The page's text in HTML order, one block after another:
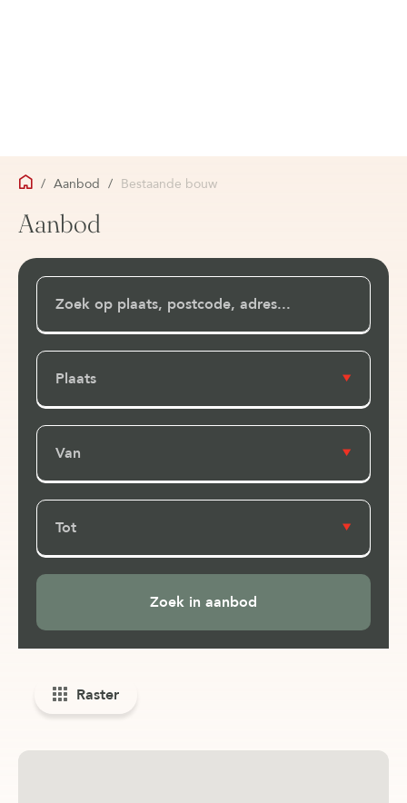
/ Aanbod / Bestaande bouw
Aanbod
Plaats
Van
Tot
Raster